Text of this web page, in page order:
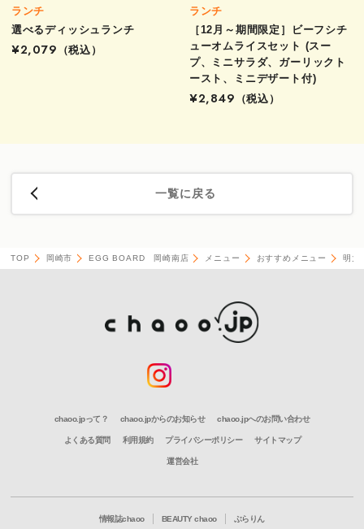
ランチ
選べるディッシュランチ
¥2,079
（税込）
ランチ
［12月～期間限定］ビーフシチ
ューオムライスセット (スー
プ、ミニサラダ、ガーリックト
ースト、ミニデザート付)
¥2,849
（税込）
一覧に戻る
TOP 岡崎市 EGG BOARD 岡崎南店 メニュー おすすめメニュー 明太
chaoo.jpって？ chaoo.jpからのお知らせ chaoo.jpへのお問い合わせ
よくある質問 利用規約 プライバシーポリシー サイトマップ
運営会社
情報誌chaoo BEAUTY chaoo ぶらりん